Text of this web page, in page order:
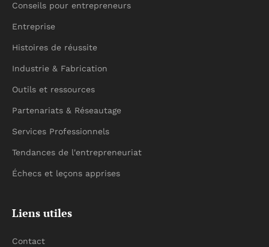
Conseils pour entrepreneurs
Entreprise
Histoires de réussite
Industrie & Fabrication
Outils et ressources
Partenariats & Réseautage
Services Professionnels
Tendances de l'entrepreneuriat
Échecs et leçons apprises
Liens utiles
Contact